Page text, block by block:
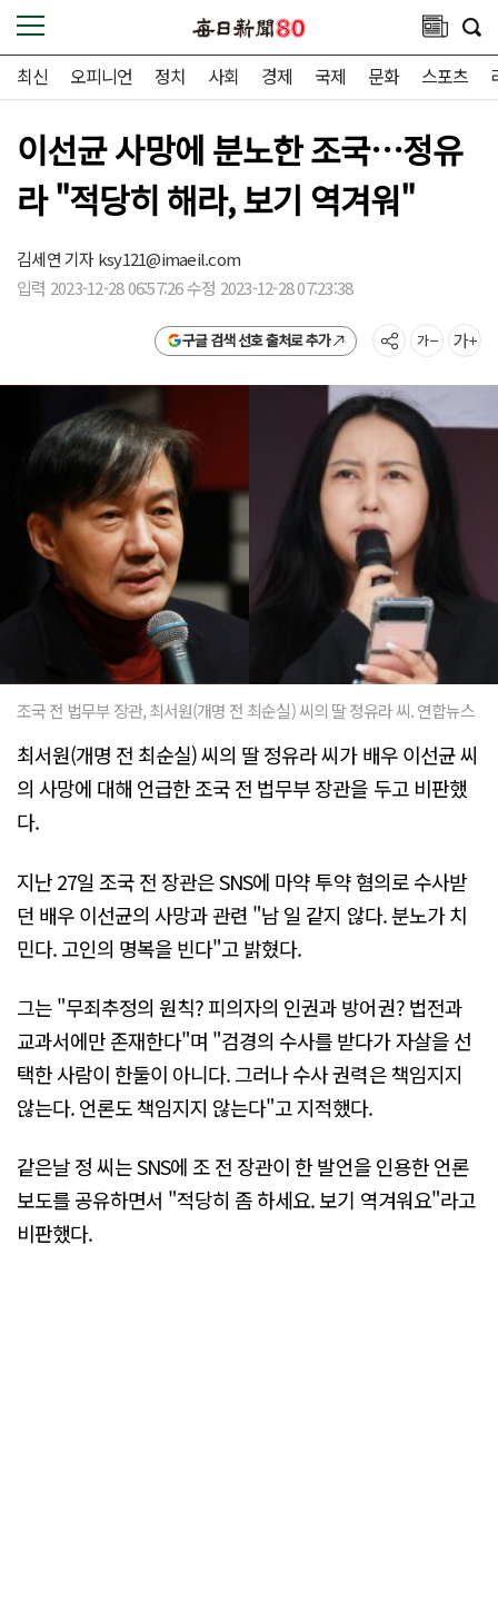
최신 오피니언 정치 사회 경제 국제 문화 스포츠
이선균 사망에 분노한 조국…정유
라 "적당히 해라, 보기 역겨워"
김세연 기자ksy121@imaeil.com
입력 2023-12-28 06:57:26 수정 2023-12-28 07:23:38
구글 검색 선호 출처로 추가
조국 전 법무부 장관, 최서원(개명 전 최순실) 씨의 딸 정유라 씨. 연합뉴스
최서원(개명 전 최순실) 씨의 딸 정유라 씨가 배우 이선균 씨
의 사망에 대해 언급한 조국 전 법무부 장관을 두고 비판했
다.
지난 27일 조국 전 장관은 SNS에 마약 투약 혐의로 수사받
던 배우 이선균의 사망과 관련 "남 일 같지 않다. 분노가 치
민다. 고인의 명복을 빈다"고 밝혔다.
그는 "무죄추정의 원칙? 피의자의 인권과 방어권? 법전과
교과서에만 존재한다"며 "검경의 수사를 받다가 자살을 선
택한 사람이 한둘이 아니다. 그러나 수사 권력은 책임지지
않는다. 언론도 책임지지 않는다"고 지적했다.
같은날 정 씨는 SNS에 조 전 장관이 한 발언을 인용한 언론
보도를 공유하면서 "적당히 좀 하세요. 보기 역겨워요"라고
비판했다.